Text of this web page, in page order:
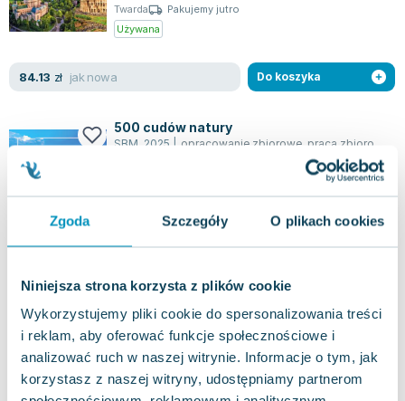
Zgoda Szczegóły O plikach cookies
Niniejsza strona korzysta z plików cookie
Wykorzystujemy pliki cookie do spersonalizowania treści
i reklam, aby oferować funkcje społecznościowe i
analizować ruch w naszej witrynie. Informacje o tym, jak
korzystasz z naszej witryny, udostępniamy partnerom
Twarda
Pakujemy jutro
Używana
84.13 zł jak nowa Do koszyka
500 cudów natury
SBM 2025 | opracowanie zbiorowe praca zbiorowa
Odkryj niezwykłą wyprawę śladami natury, która
przez wieki rzeźbiła najwspanialsze krajobrazy
0.0
Twarda
Pakujemy jutro
50.87zł nowa
69.95złtaniej o19.08zł
Do koszyka
Człowieeeku, wyluzuj!
Złote myśli,2011| Marcin Jaskulski